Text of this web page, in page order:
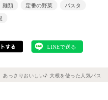
麺類 定番の野菜
パスタ
あっさりおいしい♪ 大根を使った人気パス